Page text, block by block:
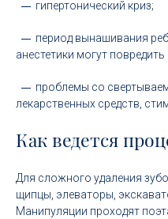
гипертонический криз;
период вынашивания
анестетики могут повредить
проблемы со
лекарственных средств,
Как ведется
Для сложного удаления
щипцы, элеваторы,
Манипуляции проходят